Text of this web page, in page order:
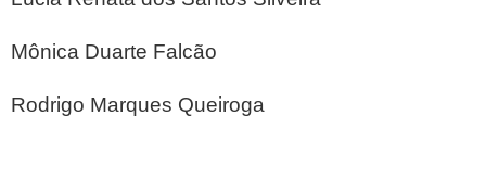
Mônica Duarte Falcão
Rodrigo Marques Queiroga